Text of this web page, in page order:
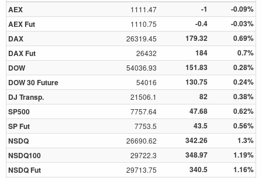
AEX
1111.47 -1
-0.09%
AEX Fut
1110.75 -0.4
-0.03%
DAX
26319.45 179.32
0.69%
DAX Fut
26432 184
0.7%
DOW
54036.93 151.83
0.28%
DOW 30 Future
54016 130.75
0.24%
DJ Transp.
21506.1 82
0.38%
SP500
7757.64 47.68
0.62%
SP Fut
7753.5 43.5
0.56%
NSDQ
26690.62 342.26
1.3%
NSDQ100
29722.3 348.97
1.19%
NSDQ Fut
29713.75 340.5
1.16%